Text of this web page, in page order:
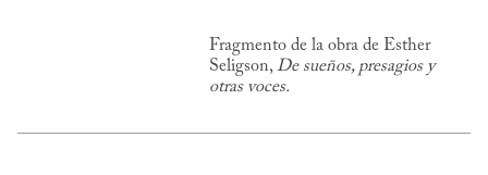
Fragmento de la obra de Esther
Seligson, De sueños, presagios y
otras voces.